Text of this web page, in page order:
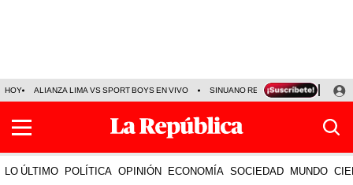
HOY ALIANZA LIMA VS SPORT BOYS EN VIVO SINUANO RESULTADOS HOY
LO ÚLTIMO POLÍTICA OPINIÓN ECONOMÍA SOCIEDAD MUNDO